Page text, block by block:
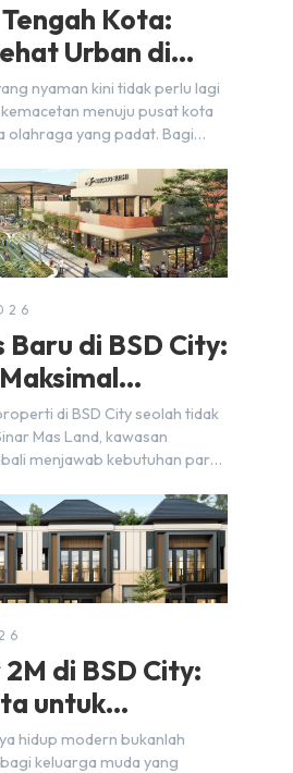
Kota:
Urban di
nyaman kini tidak perlu lagi
menuju pusat kota
olahraga yang padat. Bagi
yang rindang, estetik, dan
township terpadu, BSD
menjadi area hunian modern
[…]
Baru di BSD City:
Stasiun
di BSD City seolah tidak
Mas Land, kawasan
menjawab kebutuhan para
Walk. Ruko terbaru di BSD
geografis yang
menempel langsung dengan
[…]
di BSD City:
untuk
Sandwich
hidup modern bukanlah
keluarga muda yang